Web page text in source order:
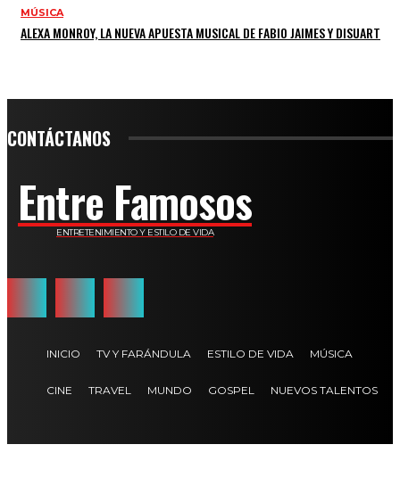
MÚSICA
ALEXA MONROY, LA NUEVA APUESTA MUSICAL DE FABIO JAIMES Y DISUART
CONTÁCTANOS
Entre Famosos
ENTRETENIMIENTO Y ESTILO DE VIDA
INICIO TV Y FARÁNDULA ESTILO DE VIDA MÚSICA
CINE TRAVEL MUNDO GOSPEL NUEVOS TALENTOS